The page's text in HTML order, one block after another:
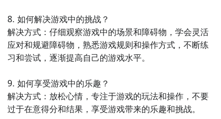
九游APP
玩新游 上九游
全球好游抢先下 福利礼包免费领 官方直播陪你玩
立即下载
全球好游抢先下 福利礼包免费领
立即下载
8. 如何解决游戏中的挑战？
解决方式：仔细观察游戏中的场景和障碍物，学会灵活
应对和规避障碍物，熟悉游戏规则和操作方式，不断练
习和尝试，逐渐提高自己的游戏水平。
9. 如何享受游戏中的乐趣？
解决方式：放松心情，专注于游戏的玩法和操作，不要
过于在意得分和结果，享受游戏带来的乐趣和挑战。